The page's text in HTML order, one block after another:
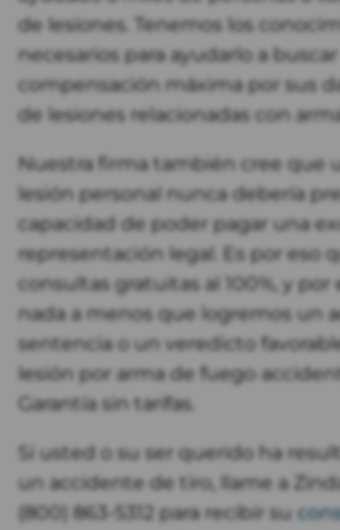
de lesiones. Tenemos los
necesarios para ayudarlo a
compensación máxima por sus
de lesiones relacionadas con
Nuestra firma también cree que
lesión personal nunca debería
capacidad de poder pagar una
representación legal. Es por eso
consultas gratuitas al 100%, y por
nada a menos que logremos un
sentencia o un veredicto
lesión por arma de fuego
Garantía sin tarifas.
Si usted o su ser querido ha
un accidente de tiro, llame a
(800) 863-5312 para recibir su